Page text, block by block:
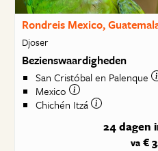
Rondreis Mexico,
Djoser
Bezienswaardigheden
San Cristóbal en Palenque
Mexico
Chichén Itzá
24 dagen
va€